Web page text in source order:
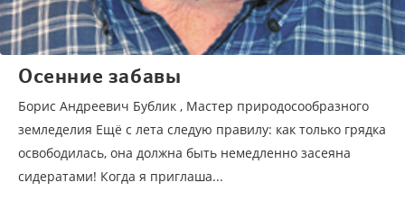
Осенние забавы
Борис Андреевич Бублик , Мастер природосообразного
земледелия Ещё с лета следую правилу: как только грядка
освободилась, она должна быть немедленно засеяна
сидератами! Когда я приглаша...